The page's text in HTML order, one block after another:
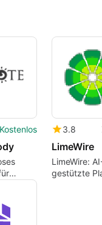
Kostenlos 3.8
LimeWire
LimeWire:
gestützte